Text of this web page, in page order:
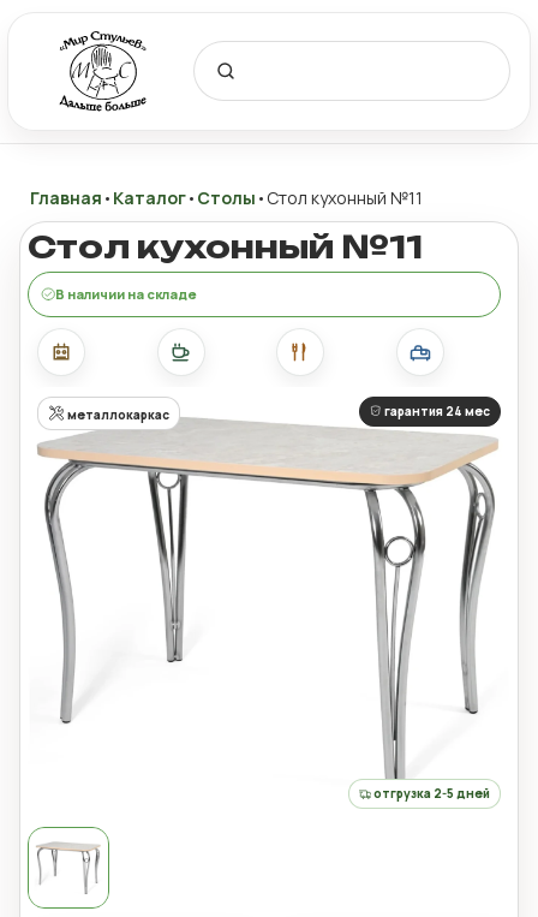
Главная • Каталог• Столы • Стол кухонный №11
Стол кухонный №11
В наличии на складе
металлокаркас гарантия 24 мес
отгрузка 2-5 дней